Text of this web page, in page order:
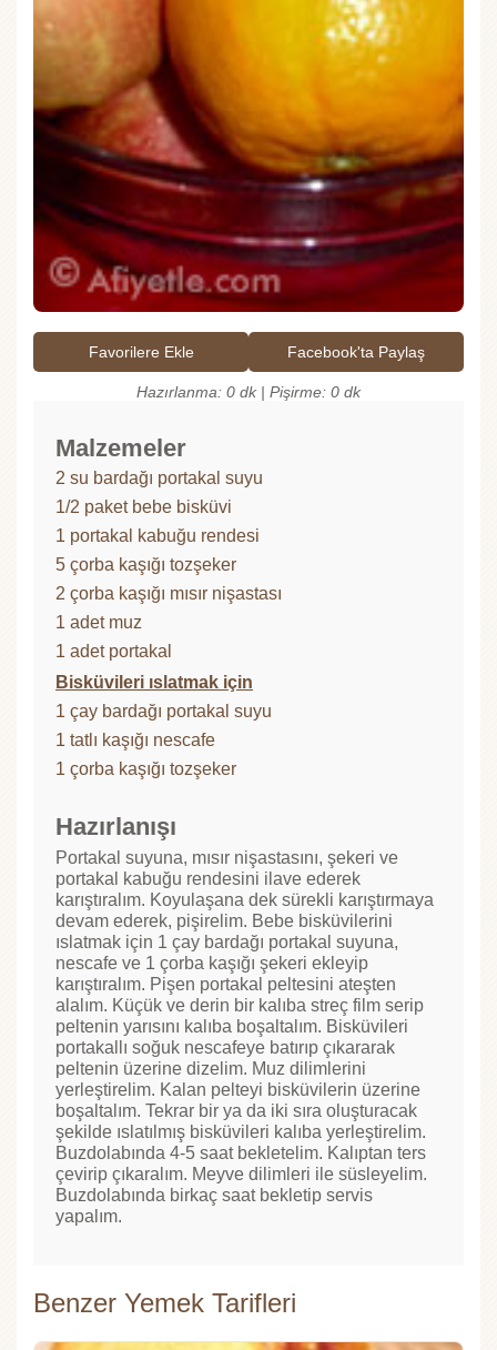
Favorilere Ekle Facebook'ta Paylaş
Hazırlanma: 0 dk | Pişirme: 0 dk
Malzemeler
2 su bardağı portakal suyu
1/2 paket bebe bisküvi
1 portakal kabuğu rendesi
5 çorba kaşığı tozşeker
2 çorba kaşığı mısır nişastası
1 adet muz
1 adet portakal
Bisküvileri ıslatmak için
1 çay bardağı portakal suyu
1 tatlı kaşığı nescafe
1 çorba kaşığı tozşeker
Hazırlanışı
Portakal suyuna, mısır nişastasını, şekeri ve
portakal kabuğu rendesini ilave ederek
karıştıralım. Koyulaşana dek sürekli karıştırmaya
devam ederek, pişirelim. Bebe bisküvilerini
ıslatmak için 1 çay bardağı portakal suyuna,
nescafe ve 1 çorba kaşığı şekeri ekleyip
karıştıralım. Pişen portakal peltesini ateşten
alalım. Küçük ve derin bir kalıba streç film serip
peltenin yarısını kalıba boşaltalım. Bisküvileri
portakallı soğuk nescafeye batırıp çıkararak
peltenin üzerine dizelim. Muz dilimlerini
yerleştirelim. Kalan pelteyi bisküvilerin üzerine
boşaltalım. Tekrar bir ya da iki sıra oluşturacak
şekilde ıslatılmış bisküvileri kalıba yerleştirelim.
Buzdolabında 4-5 saat bekletelim. Kalıptan ters
çevirip çıkaralım. Meyve dilimleri ile süsleyelim.
Buzdolabında birkaç saat bekletip servis
yapalım.
Benzer Yemek Tarifleri